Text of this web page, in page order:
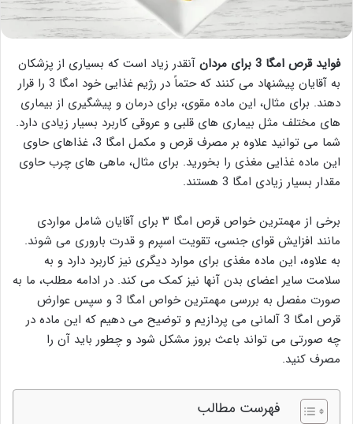
فواید قرص امگا 3 برای مردان
آنقدر زیاد است که بسیاری از پزشکان
به آقایان پیشنهاد می کنند که حتماً در رژیم غذایی خود امگا 3 را قرار
دهند. برای مثال، این ماده مقوی، برای درمان و پیشگیری از بیماری
های مختلف مثل بیماری های قلبی و عروقی کاربرد بسیار زیادی دارد.
شما می توانید علاوه بر مصرف قرص و مکمل امگا 3، غذاهای حاوی
این ماده غذایی مغذی را بخورید. برای مثال، ماهی های چرب حاوی
مقدار بسیار زیادی امگا 3 هستند.
برخی از مهمترین خواص قرص امگا ۳ برای آقایان شامل مواردی
مانند افزایش قوای جنسی، تقویت اسپرم و قدرت باروری می شوند.
به علاوه، این ماده مغذی برای موارد دیگری نیز کاربرد دارد و به
سلامت سایر اعضای بدن آنها نیز کمک می کند. در ادامه مطلب، ما به
صورت مفصل به بررسی مهمترین خواص امگا 3 و سپس عوارض
قرص امگا 3 آلمانی می پردازیم و توضیح می دهیم که این ماده در
چه صورتی می تواند باعث بروز مشکل شود و چطور باید آن را
مصرف کنید.
فهرست مطالب